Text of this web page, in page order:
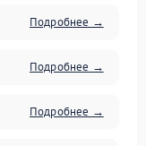
Подробнее →
Подробнее →
Подробнее →